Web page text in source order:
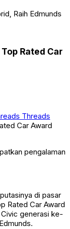
Raih Edmunds
Rated Car
Threads
pengalaman
di pasar
Rated Car Award
generasi ke-